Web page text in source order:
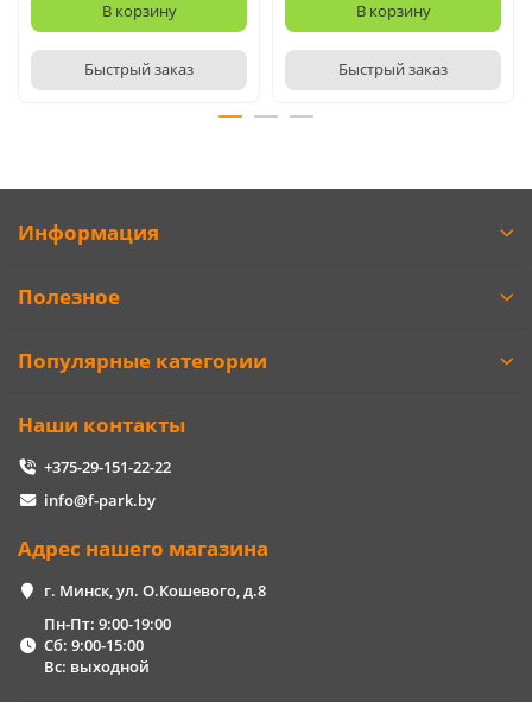
В корзину
Быстрый заказ
В корзину
Быстрый заказ
Информация
Полезное
Популярные категории
Наши контакты
+375-29-151-22-22
info@f-park.by
Адрес нашего магазина
г. Минск, ул. О.Кошевого, д.8
Пн-Пт: 9:00-19:00
Сб: 9:00-15:00
Вс: выходной